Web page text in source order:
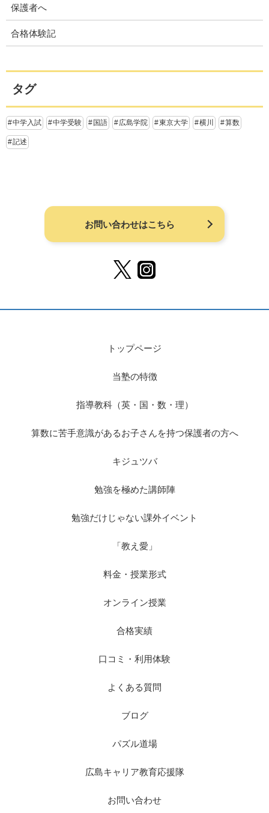
保護者へ
合格体験記
タグ
中学入試 中学受験 国語 広島学院 東京大学 横川 算数
記述
お問い合わせはこちら
トップページ
当塾の特徴
指導教科（英・国・数・理）
算数に苦手意識があるお子さんを持つ保護者の方へ
キジュツバ
勉強を極めた講師陣
勉強だけじゃない課外イベント
「教え愛」
料金・授業形式
オンライン授業
合格実績
口コミ・利用体験
よくある質問
ブログ
パズル道場
広島キャリア教育応援隊
お問い合わせ